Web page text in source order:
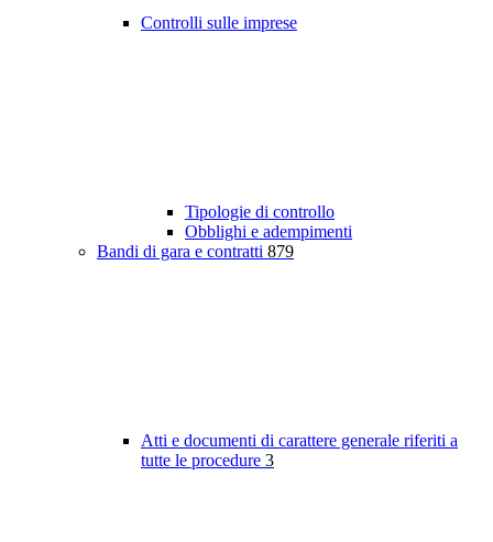
Controlli sulle imprese
Tipologie di controllo
Obblighi e adempimenti
Bandi di gara e contratti 879
Atti e documenti di carattere generale riferiti a
tutte le procedure 3